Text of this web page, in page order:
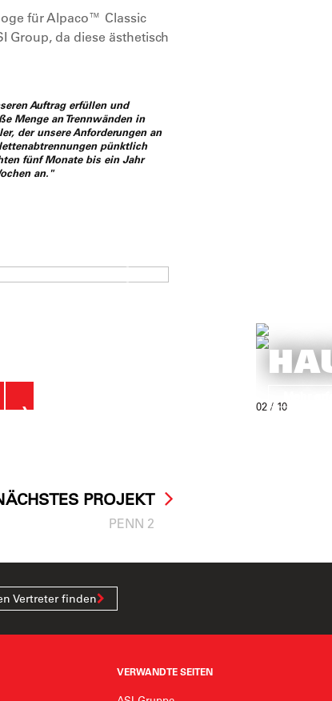
für Alpaco™ Classic
Group, da diese ästhetisch
Auftrag erfüllen und
Menge an Trennwänden in
der unsere Anforderungen an
pünktlich
fünf Monate bis ein Jahr
an."
02 / 10
›
PROJEKT
PENN 2
Vertreter finden
VERWANDTE SEITEN